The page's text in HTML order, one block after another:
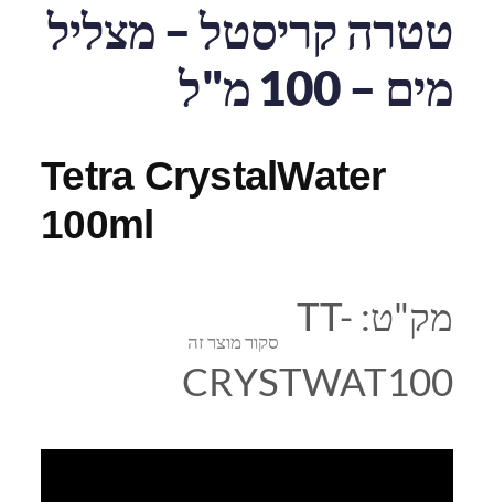
טטרה קריסטל – מצליל
מים – 100 מ"ל
Tetra CrystalWater
100ml
סקור מוצר זה
מק"ט: TT-
CRYSTWAT100